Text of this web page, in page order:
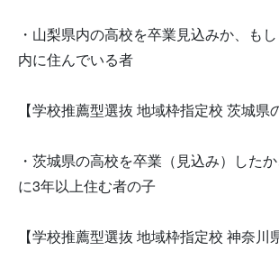
・山梨県内の高校を卒業見込みか、も
内に住んでいる者
【学校推薦型選抜 地域枠指定校 茨城県
・茨城県の高校を卒業（見込み）した
に3年以上住む者の子
【学校推薦型選抜 地域枠指定校 神奈川